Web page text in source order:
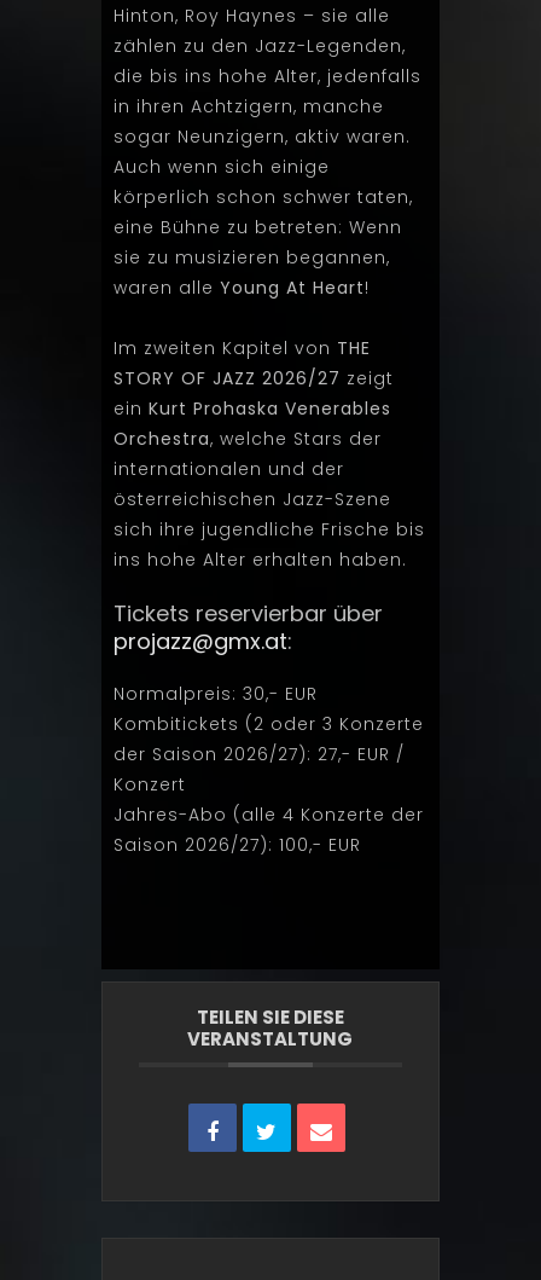
Hinton, Roy Haynes – sie alle
zählen zu den Jazz-Legenden,
die bis ins hohe Alter, jedenfalls
in ihren Achtzigern, manche
sogar Neunzigern, aktiv waren.
Auch wenn sich einige
körperlich schon schwer taten,
eine Bühne zu betreten: Wenn
sie zu musizieren begannen,
waren alle Young At Heart!
Im zweiten Kapitel von THE
STORY OF JAZZ 2026/27 zeigt
ein Kurt Prohaska Venerables
Orchestra, welche Stars der
internationalen und der
österreichischen Jazz-Szene
sich ihre jugendliche Frische bis
ins hohe Alter erhalten haben.
Tickets reservierbar über
projazz@gmx.at:
Normalpreis: 30,- EUR
Kombitickets (2 oder 3 Konzerte
der Saison 2026/27): 27,- EUR /
Konzert
Jahres-Abo (alle 4 Konzerte der
Saison 2026/27): 100,- EUR
TEILEN SIE DIESE
VERANSTALTUNG